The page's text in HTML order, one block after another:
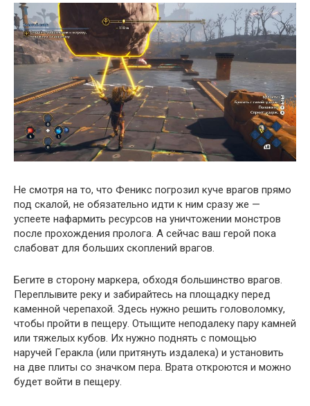
Не смотря на то, что Феникс погрозил куче врагов прямо
под скалой, не обязательно идти к ним сразу же —
успеете нафармить ресурсов на уничтожении монстров
после прохождения пролога. А сейчас ваш герой пока
слабоват для больших скоплений врагов.
Бегите в сторону маркера, обходя большинство врагов.
Переплывите реку и забирайтесь на площадку перед
каменной черепахой. Здесь нужно решить головоломку,
чтобы пройти в пещеру. Отыщите неподалеку пару камней
или тяжелых кубов. Их нужно поднять с помощью
наручей Геракла (или притянуть издалека) и установить
на две плиты со значком пера. Врата откроются и можно
будет войти в пещеру.